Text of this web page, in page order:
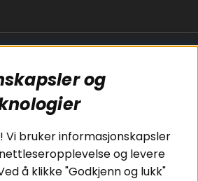
Cookies
Kjøpsvilkår
Personvernpolicy
Service / Garanti /
Retur
og
Vi bruker informasjonskapsler
og levere
å klikke "Godkjenn og lukk"